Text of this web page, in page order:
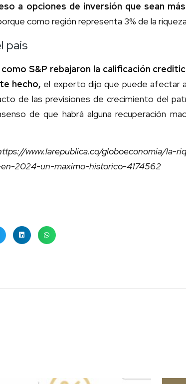
a opciones de inversión que sean
como región representa 3% de la
país
S&P rebajaron la calificación
hecho, el experto dijo que puede afectar
de las previsiones de crecimiento del
de que habrá alguna recuperación
globoeconomia/la-
2024-un-maximo-historico-4174562